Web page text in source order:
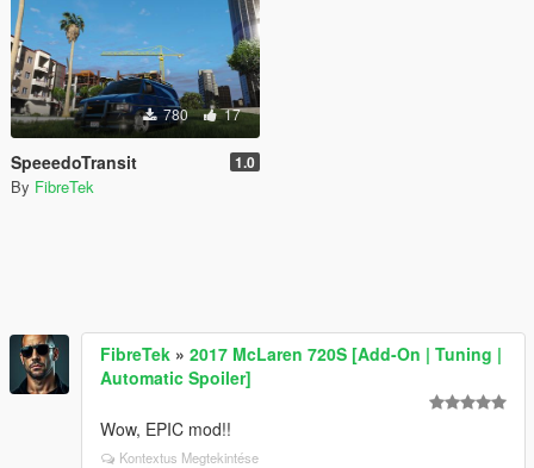
780 17
SpeeedoTransit 1.0
By FibreTek
FibreTek » 2017 McLaren 720S [Add-On | Tuning |
Automatic Spoiler]
Wow, EPIC mod!!
Kontextus Megtekintése